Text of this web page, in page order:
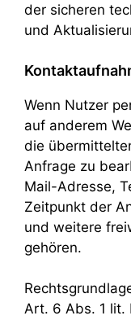
der sicheren
und
Wenn Nutzer
auf anderem
die
Anfrage zu
Mail-Adresse,
Zeitpunkt der
und weitere
gehören.
Art. 6 Abs. 1 lit.